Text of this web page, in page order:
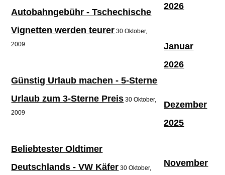
Autobahngebühr - Tschechische
Vignetten werden teurer 30 Oktober,
2009
Günstig Urlaub machen - 5-Sterne
Urlaub zum 3-Sterne Preis 30 Oktober,
2009
Beliebtester Oldtimer
Deutschlands - VW Käfer 30 Oktober,
2026
Januar
2026
Dezember
2025
November